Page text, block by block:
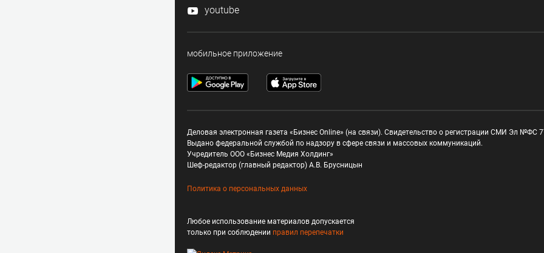
youtube
мобильное приложение
Деловая электронная газета «Бизнес Online» (на связи). Свидетельство о регистрации СМИ Эл №ФС
Выдано федеральной службой по надзору в сфере связи и массовых коммуникаций.
Учредитель ООО «Бизнес Медия Холдинг»
Шеф-редактор (главный редактор) А.В. Брусницын
Политика о персональных данных
Любое использование материалов допускается
только при соблюдении правил перепечатки